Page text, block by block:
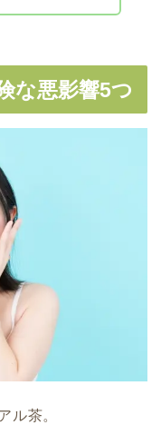
な悪影響5つ
ル茶。